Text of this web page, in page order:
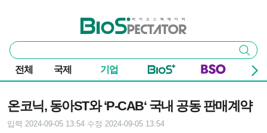
바이오스펙테이터
통
합
검
색
검색
전체 국제 기업
온코닉, 동아ST와 ‘P-CAB‘ 국내 공동 판매계약
입력 2024-09-05 13:54 수정 2024-09-05 13:54